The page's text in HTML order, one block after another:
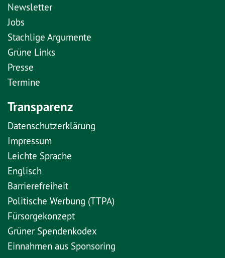
Newsletter
Jobs
Stachlige Argumente
Grüne Links
Presse
Termine
Transparenz
Datenschutzerklärung
Impressum
Leichte Sprache
Englisch
Barrierefreiheit
Politische Werbung (TTPA)
Fürsorgekonzept
Grüner Spendenkodex
Einnahmen aus Sponsoring